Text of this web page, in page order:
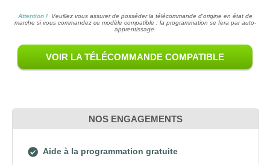
Attention !Veuillez vous assurer de posséder la télécommande d'origine en état de
marche si vous commandez ce modèle compatible : la programmation se fera par auto-
apprentissage.
VOIR LA TÉLÉCOMMANDE COMPATIBLE
NOS ENGAGEMENTS
Aide à la programmation gratuite